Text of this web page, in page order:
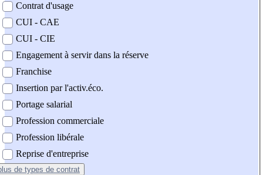
Contrat d'usage
CUI - CAE
CUI - CIE
Engagement à servir dans la réserve
Franchise
Insertion par l'activ.éco.
Portage salarial
Profession commerciale
Profession libérale
Reprise d'entreprise
de types de contrat